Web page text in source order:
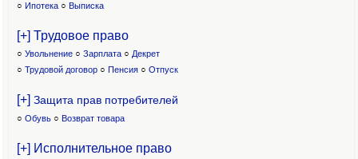
○ Ипотека ○ Выписка
[+] Трудовое право
○ Увольнение ○ Зарплата ○ Декрет
○ Трудовой договор ○ Пенсия ○ Отпуск
[+] Защита прав потребителей
○ Обувь ○ Возврат товара
[+] Исполнительное право